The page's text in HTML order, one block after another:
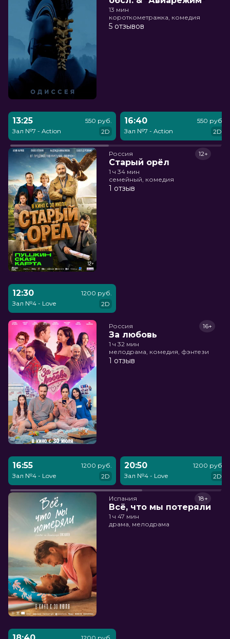
13 мин
короткометражка, комедия
5 отзывов
13:25
Зал №7 - Action
550 руб.
2D
16:40
Зал №7 - Action
550 руб.
2D
Россия
Старый орёл
12+
1 ч 34 мин
семейный, комедия
1 отзыв
12:30
Зал №4 - Love
1200 руб.
2D
Россия
За любовь
16+
1 ч 32 мин
мелодрама, комедия, фэнтези
1 отзыв
16:55
Зал №4 - Love
1200 руб.
2D
20:50
Зал №4 - Love
1200 руб.
2D
Испания
Всё, что мы потеряли
18+
1 ч 47 мин
драма, мелодрама
1200 руб.